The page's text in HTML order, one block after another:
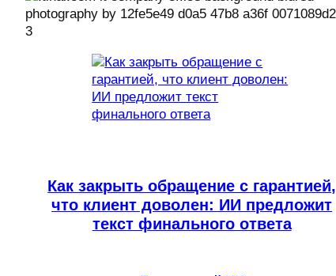
Как закрыть обращение с гарантией,
что клиент доволен: ИИ предложит
текст финального ответа